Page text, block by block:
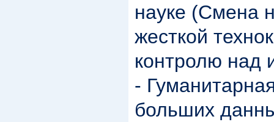
науке (Смена
жесткой
контролю над
-
больших